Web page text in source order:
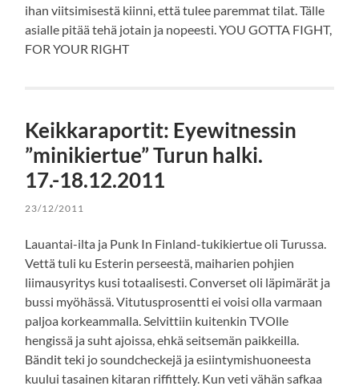
ihan viitsimisestä kiinni, että tulee paremmat tilat. Tälle
asialle pitää tehä jotain ja nopeesti. YOU GOTTA FIGHT,
FOR YOUR RIGHT
Keikkaraportit: Eyewitnessin
”minikiertue” Turun halki.
17.-18.12.2011
23/12/2011
Lauantai-ilta ja Punk In Finland-tukikiertue oli Turussa.
Vettä tuli ku Esterin perseestä, maiharien pohjien
liimausyritys kusi totaalisesti. Converset oli läpimärät ja
bussi myöhässä. Vitutusprosentti ei voisi olla varmaan
paljoa korkeammalla. Selvittiin kuitenkin TVOlle
hengissä ja suht ajoissa, ehkä seitsemän paikkeilla.
Bändit teki jo soundcheckejä ja esiintymishuoneesta
kuului tasainen kitaran riffittely. Kun veti vähän safkaa